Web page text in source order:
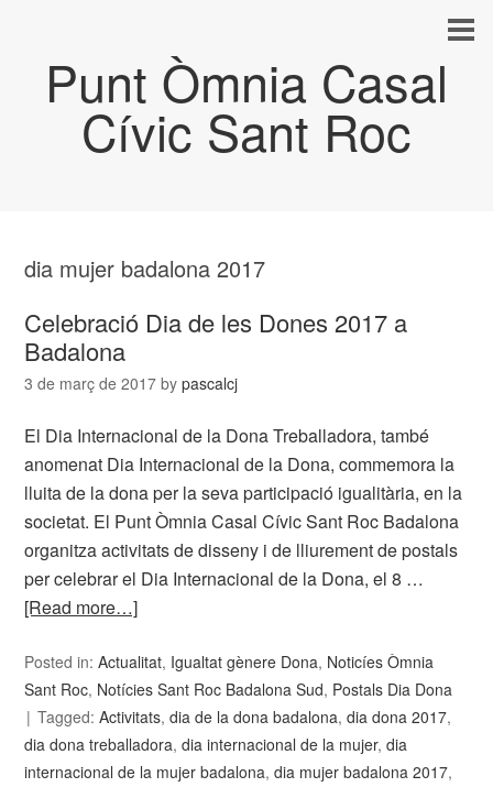
Punt Òmnia Casal
Cívic Sant Roc
dia mujer badalona 2017
Celebració Dia de les Dones 2017 a
Badalona
3 de març de 2017 bypascalcj
El Dia Internacional de la Dona Treballadora, també
anomenat Dia Internacional de la Dona, commemora la
lluita de la dona per la seva participació igualitària, en la
societat. El Punt Òmnia Casal Cívic Sant Roc Badalona
organitza activitats de disseny i de lliurement de postals
per celebrar el Dia Internacional de la Dona, el 8 …
[Read more…]
Posted in:Actualitat, Igualtat gènere Dona, Noticíes Òmnia
Sant Roc, Notícies Sant Roc Badalona Sud, Postals Dia Dona
Tagged:Activitats,dia de la dona badalona,dia dona 2017,
dia dona treballadora,dia internacional de la mujer,dia
internacional de la mujer badalona,dia mujer badalona 2017,